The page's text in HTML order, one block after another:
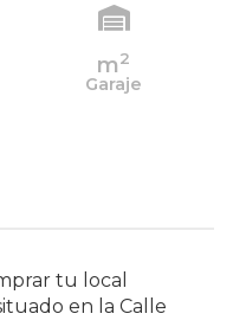
m2
Garaje
tu local
en la Calle